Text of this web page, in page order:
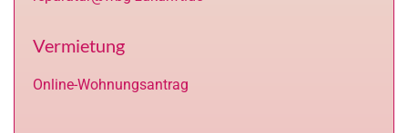
Vermietung
Online-Wohnungsantrag